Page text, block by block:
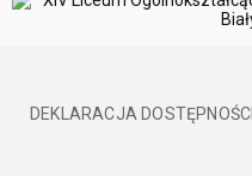
DEKLARACJA DOSTĘPNOŚCI